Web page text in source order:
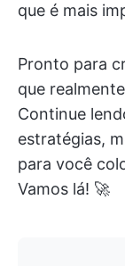
que é mais
Pronto para
que
Continue
estratégias,
para você
Vamos lá! 🚀